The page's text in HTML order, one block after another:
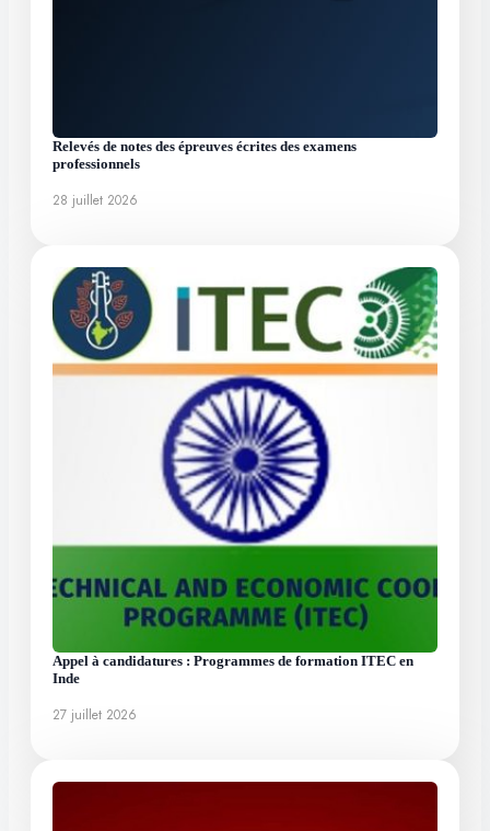
Relevés de notes des épreuves écrites des examens
professionnels
28 juillet 2026
Appel à candidatures : Programmes de formation ITEC en
Inde
27 juillet 2026